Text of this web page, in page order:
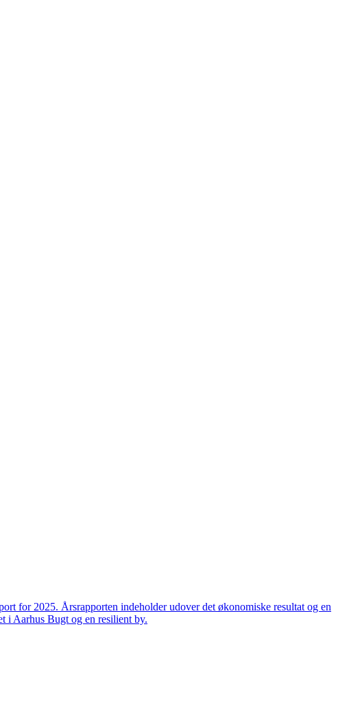
for 2025. Årsrapporten indeholder udover det økonomiske resultat og en
i Aarhus Bugt og en resilient by.